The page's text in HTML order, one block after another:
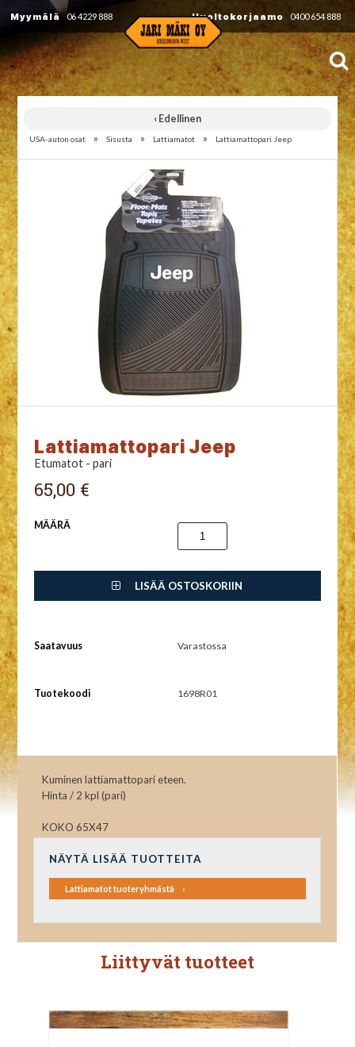
Myymälä 06 4229 888 Huoltokorjaamo 0400 654 888
‹ Edellinen
USA-auton osat » Sisusta » Lattiamatot » Lattiamattopari Jeep
Lattiamattopari Jeep
Etumatot - pari
65,00 €
MÄÄRÄ
LISÄÄ OSTOSKORIIN
Saatavuus Varastossa
Tuotekoodi 1698R01
Kuminen lattiamattopari eteen.
Hinta / 2 kpl (pari)
KOKO 65X47
NÄYTÄ LISÄÄ TUOTTEITA
Lattiamatot tuoteryhmästä
Liittyvät tuotteet